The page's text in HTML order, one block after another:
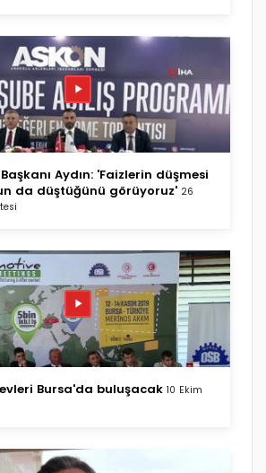
Aydın: 'Faizlerin düşmesi
da düştüğünü görüyoruz' 26
Bursa'da buluşacak 10 Ekim